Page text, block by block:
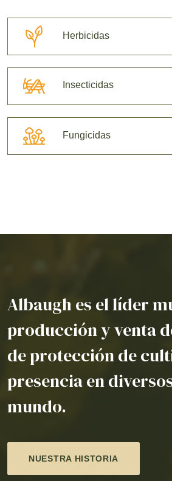
Herbicidas
Insecticidas
Fungicidas
Albaugh es el líder
producción y venta
de protección de
presencia en
mundo.
NUESTRA HISTORIA